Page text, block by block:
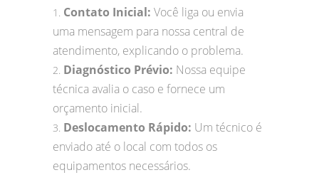
1. Contato Inicial: Você liga ou envia
uma mensagem para nossa central de
atendimento, explicando o problema.
2. Diagnóstico Prévio: Nossa equipe
técnica avalia o caso e fornece um
orçamento inicial.
3. Deslocamento Rápido: Um técnico é
enviado até o local com todos os
equipamentos necessários.